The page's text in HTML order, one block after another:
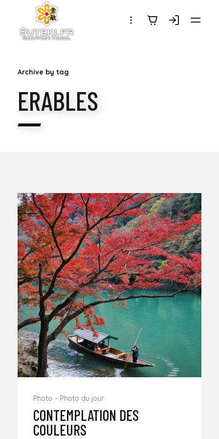
SUTEKI.FR
Archive by tag
ERABLES
Photo Photo du jour
CONTEMPLATION DES
COULEURS